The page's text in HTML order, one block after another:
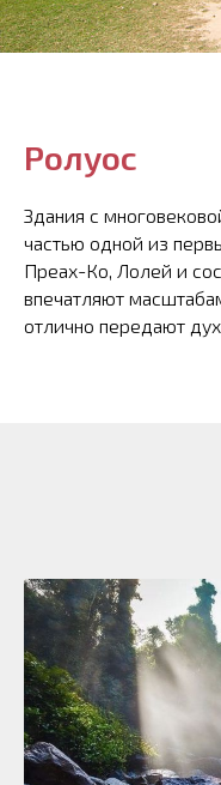
Ролуос
Здания с
частью одной из
Преах-Ко, Лолей и
впечатляют
отлично передают